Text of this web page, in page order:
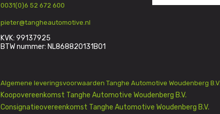
0031(0)6 52 672 600
pieter@tangheautomotive.nl
KVK: 99137925
BTW nummer: NL868820131B01
Algemene leveringsvoorwaarden Tanghe Automotive Woudenberg B.V.
Koopovereenkomst Tanghe Automotive Woudenberg B.V.
Consignatieovereenkomst Tanghe Automotive Woudenberg B.V.